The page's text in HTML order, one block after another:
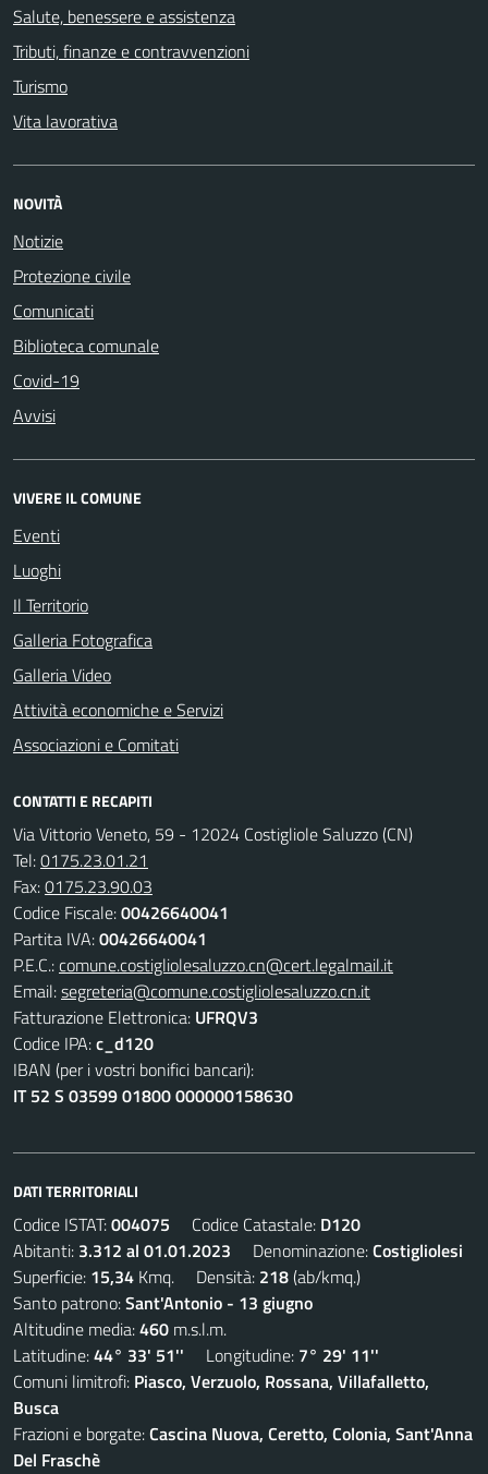
Salute, benessere e assistenza
Tributi, finanze e contravvenzioni
Turismo
Vita lavorativa
NOVITÀ
Notizie
Protezione civile
Comunicati
Biblioteca comunale
Covid-19
Avvisi
VIVERE IL COMUNE
Eventi
Luoghi
Il Territorio
Galleria Fotografica
Galleria Video
Attività economiche e Servizi
Associazioni e Comitati
CONTATTI E RECAPITI
Via Vittorio Veneto, 59 - 12024 Costigliole Saluzzo (CN)
Tel:0175.23.01.21
Fax:0175.23.90.03
Codice Fiscale:00426640041
Partita IVA:00426640041
P.E.C.:comune.costigliolesaluzzo.cn@cert.legalmail.it
Email:segreteria@comune.costigliolesaluzzo.cn.it
Fatturazione Elettronica: UFRQV3
Codice IPA:c_d120
IBAN (per i vostri bonifici bancari):
IT 52 S 03599 01800 000000158630
DATI TERRITORIALI
Codice ISTAT:004075 Codice Catastale: D120
Abitanti: 3.312 al 01.01.2023 Denominazione:Costigliolesi
Superficie: 15,34 Kmq. Densità: 218(ab/kmq.)
Santo patrono:Sant'Antonio - 13 giugno
Altitudine media:460 m.s.l.m.
Latitudine:44° 33' 51'' Longitudine: 7° 29' 11''
Comuni limitrofi: Piasco, Verzuolo, Rossana, Villafalletto,
Busca
Frazioni e borgate:Cascina Nuova, Ceretto, Colonia, Sant'Anna
Del Fraschè